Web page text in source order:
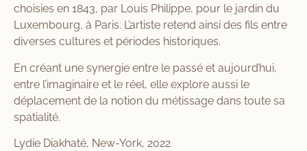
choisies en 1843, par Louis Philippe, pour le jardin du
Luxembourg, à Paris. L’artiste retend ainsi des fils entre
diverses cultures et périodes historiques.
En créant une synergie entre le passé et aujourd’hui,
entre l’imaginaire et le réel, elle explore aussi le
déplacement de la notion du métissage dans toute sa
spatialité.
Lydie Diakhaté, New-York, 2022